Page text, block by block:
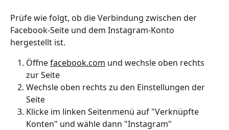
Prüfe wie folgt, ob die Verbindung zwischen der
Facebook-Seite und dem Instagram-Konto
hergestellt ist.
Öffne facebook.com und wechsle oben rechts
zur Seite
Wechsle oben rechts zu den Einstellungen der
Seite
Klicke im linken Seitenmenü auf "Verknüpfte
Konten" und wähle dann "Instagram"